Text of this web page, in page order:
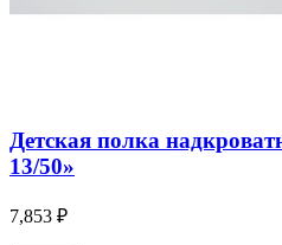
Детская полка
13/50»
7,853 ₽